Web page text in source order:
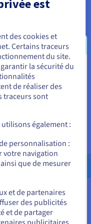
continu, alors que
une sécurité globale
web : vitesse et
important pour vous
expérience à vos
présente des
en mutualisé.
installation de plugins
dépendant du trafic
:
récentes de PHP,
avancés). Il garantit
(fastest managed
précis
en États-
votre pays (États-
USD - $
est
des cookies et
Certains traceurs
du site.
la sécurité du
de réaliser des
traceurs sont
également :
personnalisation :
votre navigation
que de mesurer
et de partenaires
des publicités
et de partager